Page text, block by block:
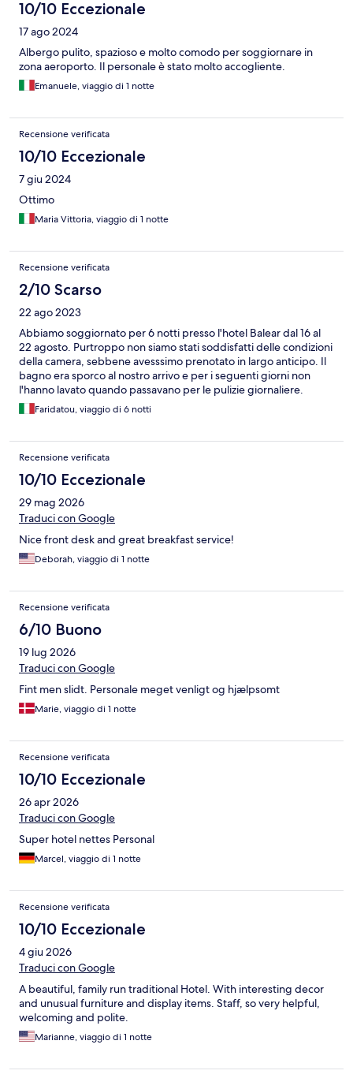
10/10 Eccezionale
17 ago 2024
Albergo pulito, spazioso e molto comodo per soggiornare in
zona aeroporto. Il personale è stato molto accogliente.
Emanuele, viaggio di 1 notte
Recensione verificata
10/10 Eccezionale
7 giu 2024
Ottimo
Maria Vittoria, viaggio di 1 notte
Recensione verificata
2/10 Scarso
22 ago 2023
Abbiamo soggiornato per 6 notti presso l'hotel Balear dal 16 al
22 agosto. Purtroppo non siamo stati soddisfatti delle condizioni
della camera, sebbene avesssimo prenotato in largo anticipo. Il
bagno era sporco al nostro arrivo e per i seguenti giorni non
l'hanno lavato quando passavano per le pulizie giornaliere.
Entrava la signora delle pulizie che rifaceva semplicemente il
letto, ma il resto della camera rimaneva sporco. Non siamo stati
trovare capelli sugli asciugamani che dovrebbero essere puliti,
ne tantomeno sentire la puzza di muffa in doccia. Inoltre faccio
presente che manca il bidet, il servizio di cortesia comprende
sapone per le mani per lavarsi e non il classico set usa e getta. La
colazione era sempre la stessa. L'unica nota positiva dell' hotel è
la cortesia del personale.
Faridatou, viaggio di 6 notti
Recensione verificata
10/10 Eccezionale
29 mag 2026
Traduci con Google
Nice front desk and great breakfast service!
Deborah, viaggio di 1 notte
Recensione verificata
6/10 Buono
19 lug 2026
Traduci con Google
Fint men slidt. Personale meget venligt og hjælpsomt
Marie, viaggio di 1 notte
Recensione verificata
10/10 Eccezionale
26 apr 2026
Traduci con Google
Super hotel nettes Personal
Marcel, viaggio di 1 notte
Recensione verificata
10/10 Eccezionale
4 giu 2026
Traduci con Google
A beautiful, family run traditional Hotel. With interesting decor
and unusual furniture and display items. Staff, so very helpful,
welcoming and polite.
Marianne, viaggio di 1 notte